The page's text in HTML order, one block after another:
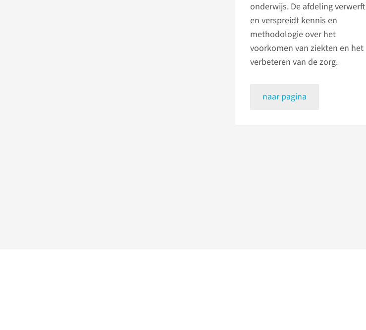
onderwijs. De afdeling verwerft
en verspreidt kennis en
methodologie over het
voorkomen van ziekten en het
verbeteren van de zorg.
naar pagina